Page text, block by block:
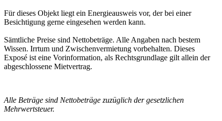
Für dieses Objekt liegt ein Energieausweis vor, der bei einer
Besichtigung gerne eingesehen werden kann.
Sämtliche Preise sind Nettobeträge. Alle Angaben nach bestem
Wissen. Irrtum und Zwischenvermietung vorbehalten. Dieses
Exposé ist eine Vorinformation, als Rechtsgrundlage gilt allein der
abgeschlossene Mietvertrag.
Alle Beträge sind Nettobeträge zuzüglich der gesetzlichen
Mehrwertsteuer.